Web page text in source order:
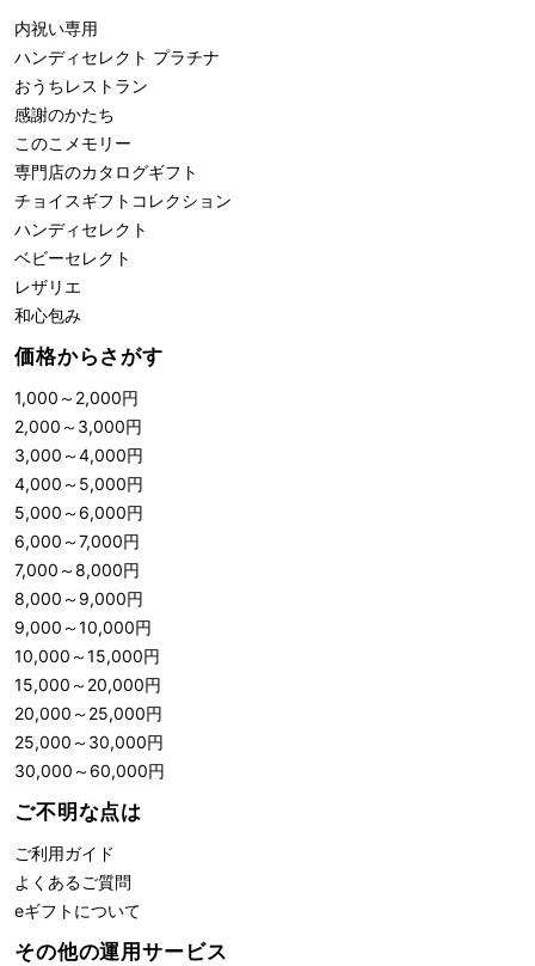
内祝い専用
ハンディセレクト プラチナ
おうちレストラン
感謝のかたち
このこメモリー
専門店のカタログギフト
チョイスギフトコレクション
ハンディセレクト
ベビーセレクト
レザリエ
和心包み
価格からさがす
1,000 ～ 2,000円
2,000 ～ 3,000円
3,000 ～4,000円
4,000 ～ 5,000円
5,000 ～ 6,000円
6,000 ～7,000円
7,000 ～8,000円
8,000 ～ 9,000円
9,000 ～10,000円
10,000 ～15,000円
15,000 ～ 20,000円
20,000 ～ 25,000円
25,000 ～ 30,000円
30,000 ～ 60,000円
ご不明な点は
ご利用ガイド
よくあるご質問
eギフトについて
その他の運用サービス